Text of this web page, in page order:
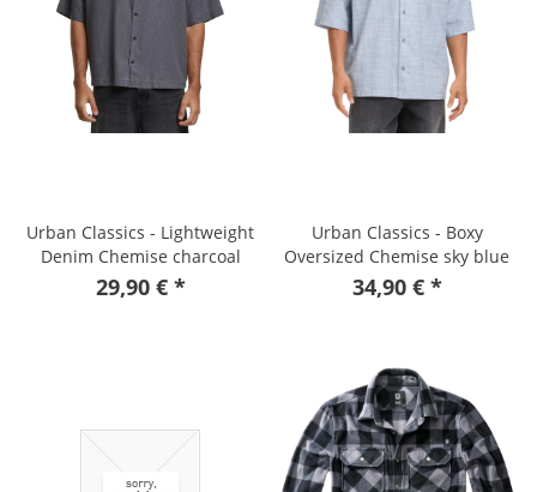
Urban Classics - Lightweight
Denim Chemise charcoal
29,90 € *
Urban Classics - Boxy
Oversized Chemise sky blue
34,90 € *